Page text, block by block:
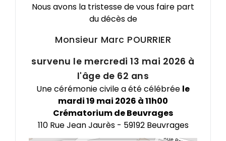
Nous avons la tristesse de vous faire part
du décès de
Monsieur Marc POURRIER
survenu le mercredi 13 mai 2026 à
l'âge de 62 ans
Une cérémonie civile a été célébrée le
mardi 19 mai 2026 à 11h00
Crématorium de Beuvrages
110 Rue Jean Jaurès - 59192 Beuvrages